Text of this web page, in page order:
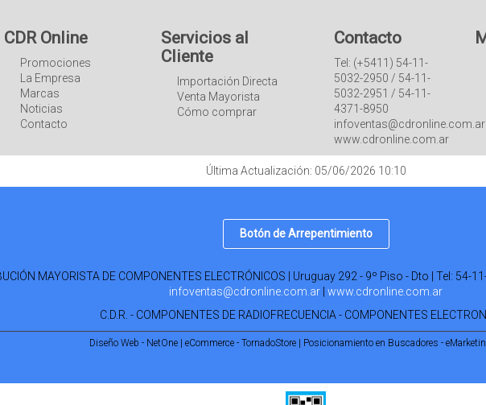
CDR Online
Promociones
La Empresa
Marcas
Noticias
Contacto
Servicios al
Cliente
Importación Directa
Venta Mayorista
Cómo comprar
Contacto
Tel: (+5411) 54-11-
5032-2950 / 54-11-
5032-2951 / 54-11-
4371-8950
infoventas@cdronline.com.ar
www.cdronline.com.ar
Última Actualización: 05/06/2026 10:10
Botón de Arrepentimiento
MAYORISTA DE COMPONENTES ELECTRÓNICOS | Uruguay 292 - 9º Piso - Dto | Tel: 54-
infoventas@cdronline.com.ar www.cdronline.com.ar
C.D.R. - COMPONENTES DE RADIOFRECUENCIA - COMPONENTES
Diseño Web - NetOne| eCommerce - TornadoStore| Posicionamiento en Buscadores -